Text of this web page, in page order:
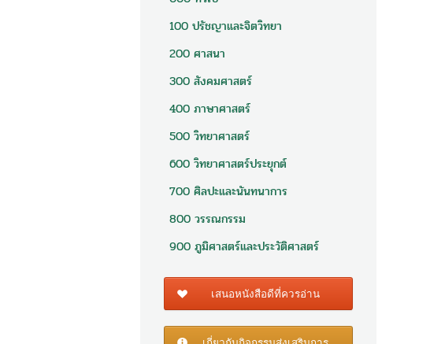
100 ปรัชญาและจิตวิทยา
200 ศาสนา
300 สังคมศาสตร์
400 ภาษาศาสตร์
500 วิทยาศาสตร์
600 วิทยาศาสตร์ประยุกต์
700 ศิลปะและนันทนาการ
800 วรรณกรรม
900 ภูมิศาสตร์และประวัติศาสตร์
เสนอหนังสือดีที่ควรอ่าน